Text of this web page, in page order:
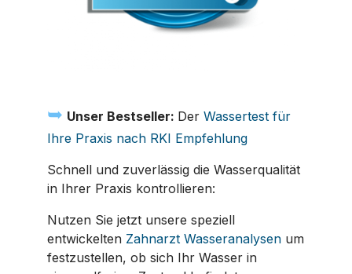
➥ Unser Bestseller: Der Wassertest für
Ihre Praxis nach RKI Empfehlung
Schnell und zuverlässig die Wasserqualität
in Ihrer Praxis kontrollieren:
Nutzen Sie jetzt unsere speziell
entwickelten Zahnarzt Wasseranalysen um
festzustellen, ob sich Ihr Wasser in